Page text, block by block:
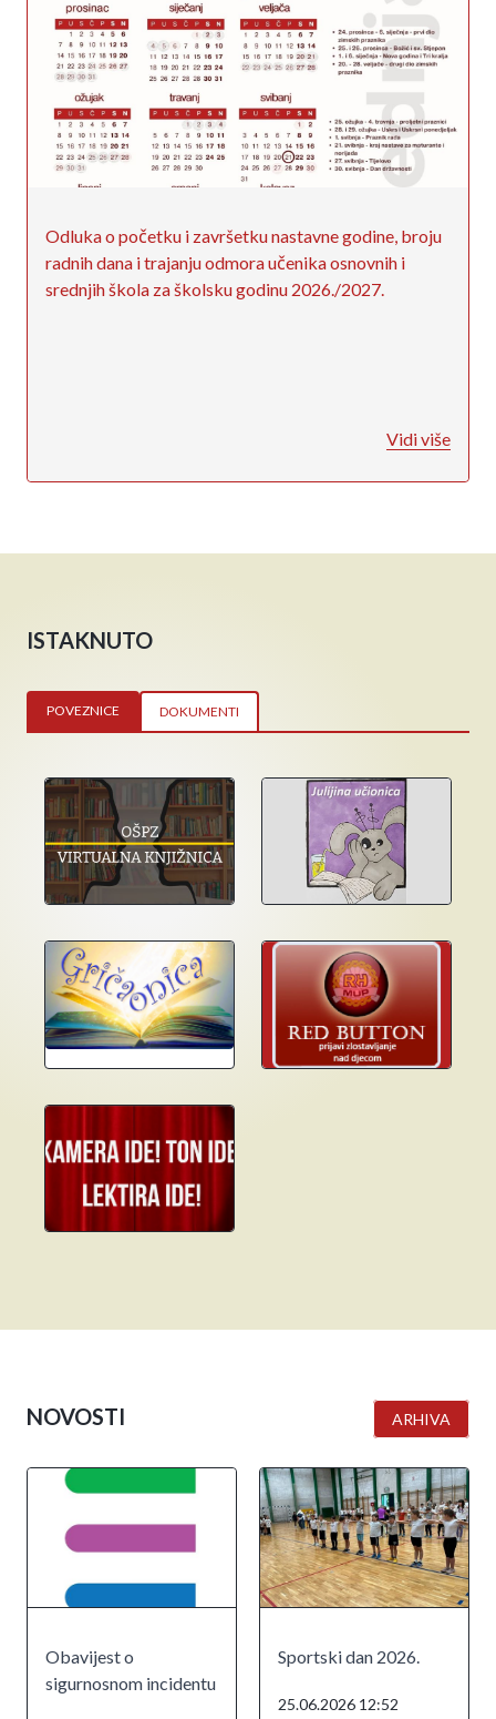
Odluka o početku i završetku nastavne godine, broju
radnih dana i trajanju odmora učenika osnovnih i
srednjih škola za školsku godinu 2026./2027.
Vidi više
ISTAKNUTO
POVEZNICE DOKUMENTI
NOVOSTI ARHIVA
Obavijest o
sigurnosnom incidentu
Sportski dan 2026.
25.06.2026 12:52